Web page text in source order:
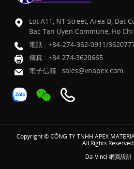
Lot A11, N1 Street, Area B, Dat
Bac Tan Uyen Commune, Ho
電話 : +84-274-362-0911/
傳真 : +84 274-3620665
電子信箱 : sales@vnapex.com
Copyright © CÔNG TY TNHH APEX
All Rights
Da-Vinci 網頁設計